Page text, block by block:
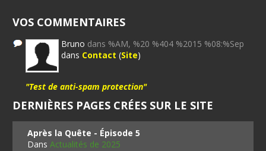
VOS COMMENTAIRES
Bruno dans %AM, %20 %404 %2015 %08:%Sep
dans Contact (Site)
"Test de anti-spam protection"
DERNIÈRES PAGES CRÉES SUR LE SITE
Après la Quête - Épisode 5
DansActualités de 2025